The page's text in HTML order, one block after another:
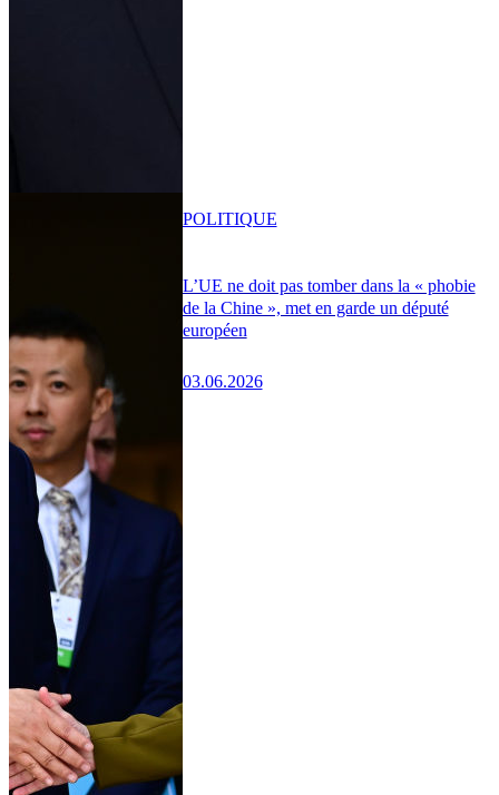
L’UE ne doit pas tomber dans la « phobie
de la Chine », met en garde un député
européen
03.06.2026
POLITIQUE